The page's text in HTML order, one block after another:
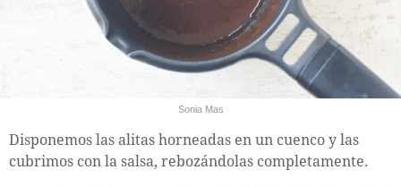
Sonia Mas
Disponemos las alitas horneadas en un cuenco y las
cubrimos con la salsa, rebozándolas completamente.